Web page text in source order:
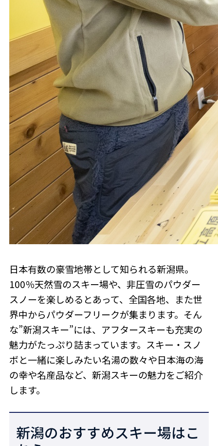
日本有数の豪雪地帯として知られる新潟県。
100％天然雪のスキー場や、非圧雪のパウダー
スノーを楽しめるとあって、全国各地、また世
界中からパウダーフリークが集まります。そん
な”新潟スキー”には、アフタースキーも充実の
魅力がたっぷり詰まっています。スキー・スノ
ボと一緒に楽しみたい名湯の数々や日本海の海
の幸や名産品など、新潟スキーの魅力をご紹介
します。
新潟のおすすめスキー場はこ